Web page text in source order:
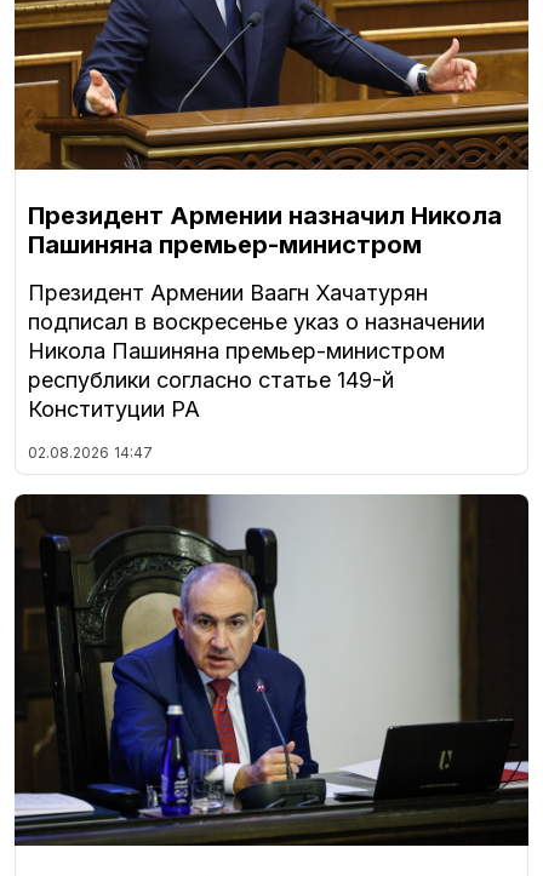
Президент Армении назначил Никола
Пашиняна премьер-министром
Президент Армении Ваагн Хачатурян
подписал в воскресенье указ о назначении
Никола Пашиняна премьер-министром
республики согласно статье 149-й
Конституции РА
02.08.2026 14:47